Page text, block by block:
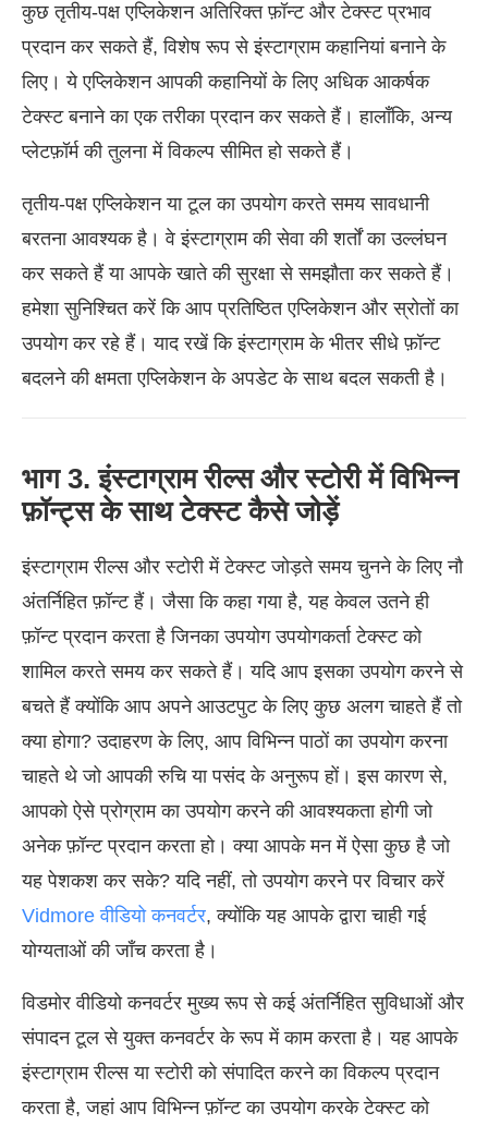
कुछ तृतीय-पक्ष एप्लिकेशन अतिरिक्त फ़ॉन्ट और टेक्स्ट प्रभाव
प्रदान कर सकते हैं, विशेष रूप से इंस्टाग्राम कहानियां बनाने के
लिए। ये एप्लिकेशन आपकी कहानियों के लिए अधिक आकर्षक
टेक्स्ट बनाने का एक तरीका प्रदान कर सकते हैं। हालाँकि, अन्य
प्लेटफ़ॉर्म की तुलना में विकल्प सीमित हो सकते हैं।
तृतीय-पक्ष एप्लिकेशन या टूल का उपयोग करते समय सावधानी
बरतना आवश्यक है। वे इंस्टाग्राम की सेवा की शर्तों का उल्लंघन
कर सकते हैं या आपके खाते की सुरक्षा से समझौता कर सकते हैं।
हमेशा सुनिश्चित करें कि आप प्रतिष्ठित एप्लिकेशन और स्रोतों का
उपयोग कर रहे हैं। याद रखें कि इंस्टाग्राम के भीतर सीधे फ़ॉन्ट
बदलने की क्षमता एप्लिकेशन के अपडेट के साथ बदल सकती है।
भाग 3. इंस्टाग्राम रील्स और स्टोरी में विभिन्न
फ़ॉन्ट्स के साथ टेक्स्ट कैसे जोड़ें
इंस्टाग्राम रील्स और स्टोरी में टेक्स्ट जोड़ते समय चुनने के लिए नौ
अंतर्निहित फ़ॉन्ट हैं। जैसा कि कहा गया है, यह केवल उतने ही
फ़ॉन्ट प्रदान करता है जिनका उपयोग उपयोगकर्ता टेक्स्ट को
शामिल करते समय कर सकते हैं। यदि आप इसका उपयोग करने से
बचते हैं क्योंकि आप अपने आउटपुट के लिए कुछ अलग चाहते हैं तो
क्या होगा? उदाहरण के लिए, आप विभिन्न पाठों का उपयोग करना
चाहते थे जो आपकी रुचि या पसंद के अनुरूप हों। इस कारण से,
आपको ऐसे प्रोग्राम का उपयोग करने की आवश्यकता होगी जो
अनेक फ़ॉन्ट प्रदान करता हो। क्या आपके मन में ऐसा कुछ है जो
यह पेशकश कर सके? यदि नहीं, तो उपयोग करने पर विचार करें
Vidmore वीडियो कनवर्टर, क्योंकि यह आपके द्वारा चाही गई
योग्यताओं की जाँच करता है।
विडमोर वीडियो कनवर्टर मुख्य रूप से कई अंतर्निहित सुविधाओं और
संपादन टूल से युक्त कनवर्टर के रूप में काम करता है। यह आपके
इंस्टाग्राम रील्स या स्टोरी को संपादित करने का विकल्प प्रदान
करता है, जहां आप विभिन्न फ़ॉन्ट का उपयोग करके टेक्स्ट को